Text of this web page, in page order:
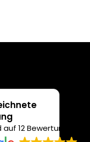
12 Bewertungen